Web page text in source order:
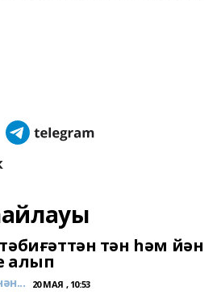
тән һәм йән
алып
20 МАЯ , 10:53